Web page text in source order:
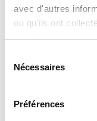
avec d'autres
ou qu'ils ont
services.
Nécessaires
Préférences
MESSAGE